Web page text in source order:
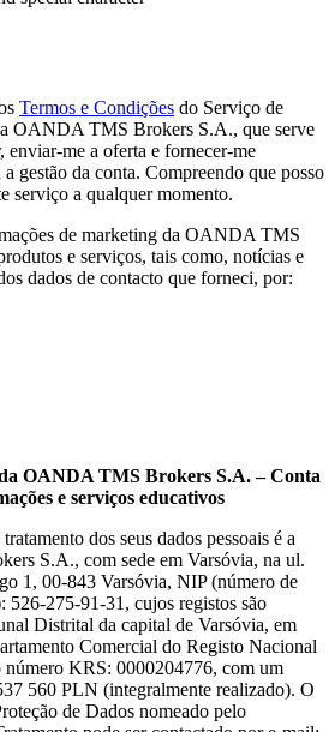
Termos e Condições do Serviço de
OANDA TMS Brokers S.A., que serve
enviar-me a oferta e fornecer-me
gestão da conta. Compreendo que posso
serviço a qualquer momento.
de marketing da OANDA TMS
e serviços, tais como, notícias e
dados de contacto que forneci, por:
OANDA TMS Brokers S.A. – Conta
e serviços educativos
dos seus dados pessoais é a
S.A., com sede em Varsóvia, na ul.
1, 00-843 Varsóvia, NIP (número de
526-275-91-31, cujos registos são
Distrital da capital de Varsóvia, em
Comercial do Registo Nacional
número KRS: 0000204776, com um
560 PLN (integralmente realizado). O
de Dados nomeado pelo